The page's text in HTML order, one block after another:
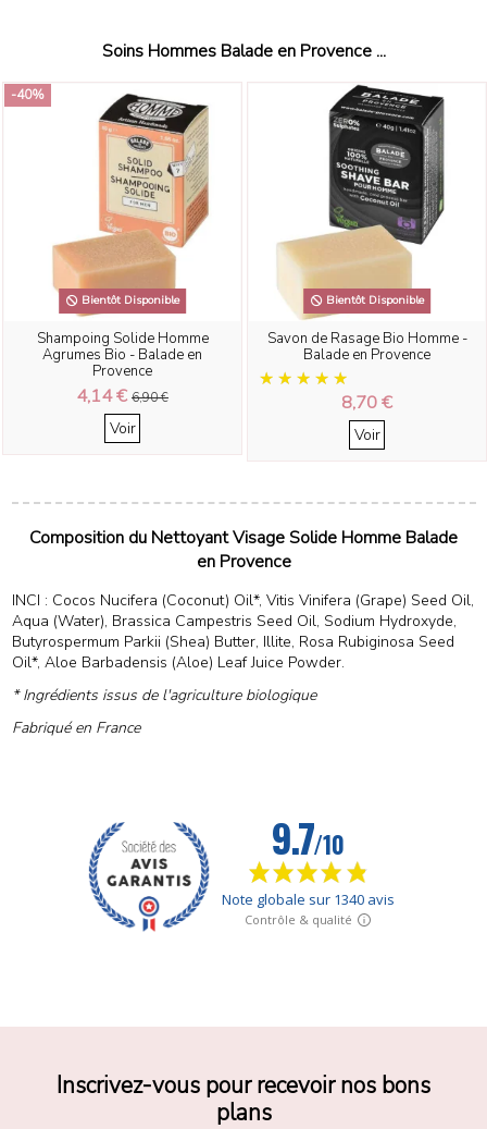
Soins Hommes Balade en Provence ...
-40%
Bientôt Disponible
Shampoing Solide Homme
Agrumes Bio - Balade en
Provence
4,14 € 6,90 €
Voir
Bientôt Disponible
Savon de Rasage Bio Homme -
Balade en Provence
8,70 €
Voir
Composition du Nettoyant Visage Solide Homme Balade
en Provence
INCI : Cocos Nucifera (Coconut) Oil*, Vitis Vinifera (Grape) Seed Oil,
Aqua (Water), Brassica Campestris Seed Oil, Sodium Hydroxyde,
Butyrospermum Parkii (Shea) Butter, Illite, Rosa Rubiginosa Seed
Oil*, Aloe Barbadensis (Aloe) Leaf Juice Powder.
* Ingrédients issus de l'agriculture biologique
Fabriqué en France
Inscrivez-vous pour recevoir nos bons
plans